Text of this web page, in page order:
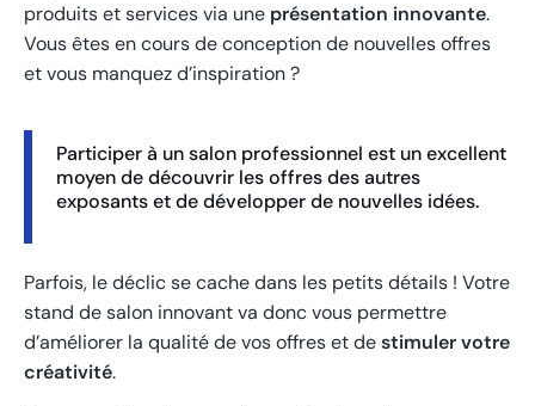
produits et services via une présentation innovante.
Vous êtes en cours de conception de nouvelles offres
et vous manquez d’inspiration ?
Participer à un salon professionnel est un excellent
moyen de découvrir les offres des autres
exposants et de développer de nouvelles idées.
Parfois, le déclic se cache dans les petits détails ! Votre
stand de salon innovant va donc vous permettre
d’améliorer la qualité de vos offres et destimuler votre
créativité.